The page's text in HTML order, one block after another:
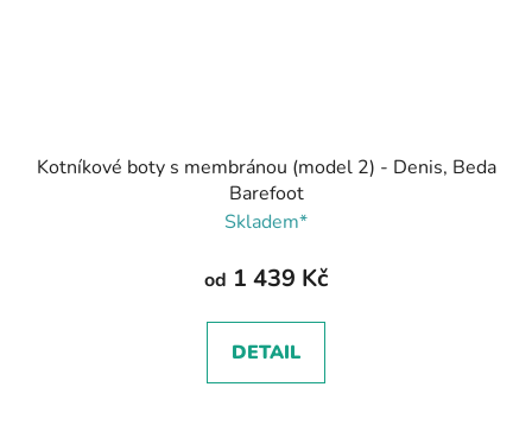
Kotníkové boty s membránou (model 2) - Denis, Beda
Barefoot
Skladem*
od 1 439 Kč
DETAIL